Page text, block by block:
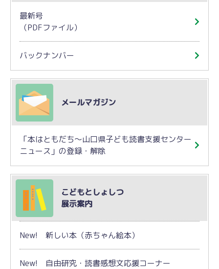
最新号
（PDFファイル）
バックナンバー
メールマガジン
「本はともだち～山口県子ども読書支援センター
ニュース」の登録・解除
こどもとしょしつ
展示案内
New! 新しい本（赤ちゃん絵本）
New! 自由研究・読書感想文応援コーナー